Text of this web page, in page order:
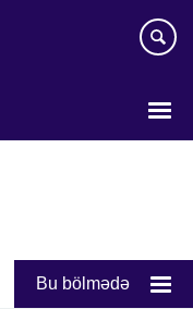
Bu bölmədə